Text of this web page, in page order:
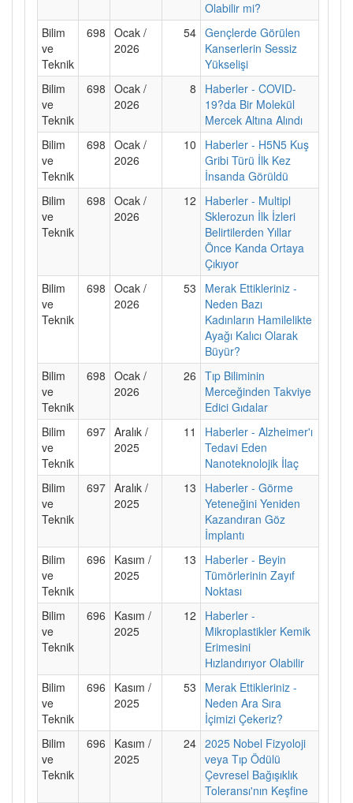
Olabilir mi?
Bilim
ve
Teknik
698 Ocak /
2026
54 Gençlerde Görülen
Kanserlerin Sessiz
Yükselişi
Bilim
ve
Teknik
698 Ocak /
2026
8
Haberler - COVID-
19?da Bir Molekül
Mercek Altına Alındı
Bilim
ve
Teknik
698 Ocak /
2026
10
Haberler - H5N5 Kuş
Gribi Türü İlk Kez
İnsanda Görüldü
Bilim
ve
Teknik
698 Ocak /
2026
12
Haberler - Multipl
Sklerozun İlk İzleri
Belirtilerden Yıllar
Önce Kanda Ortaya
Çıkıyor
Bilim
ve
Teknik
698 Ocak /
2026
53
Merak Ettikleriniz -
Neden Bazı
Kadınların Hamilelikte
Ayağı Kalıcı Olarak
Büyür?
Bilim
ve
Teknik
698 Ocak /
2026
26 Tıp Biliminin
Merceğinden Takviye
Edici Gıdalar
Bilim
ve
Teknik
697 Aralık /
2025
11
Haberler - Alzheimer'ı
Tedavi Eden
Nanoteknolojik İlaç
Bilim
ve
Teknik
697 Aralık /
2025
13
Haberler - Görme
Yeteneğini Yeniden
Kazandıran Göz
İmplantı
Bilim
ve
Teknik
696
Kasım /
2025
13
Haberler - Beyin
Tümörlerinin Zayıf
Noktası
Bilim
ve
Teknik
696
Kasım /
2025
12
Haberler -
Mikroplastikler Kemik
Erimesini
Hızlandırıyor Olabilir
Bilim
ve
Teknik
696
Kasım /
2025
53
Merak Ettikleriniz -
Neden Ara Sıra
İçimizi Çekeriz?
Bilim
ve
Teknik
696
Kasım /
2025
24 2025 Nobel Fizyoloji
veya Tıp Ödülü
Çevresel Bağışıklık
Toleransı'nın Keşfine